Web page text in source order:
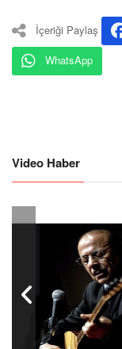
İçeriği Paylaş
WhatsApp
Video Haber